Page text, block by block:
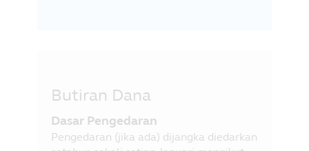
Butiran Dana
Dasar Pengedaran
Pengedaran (jika ada) dijangka diedarkan